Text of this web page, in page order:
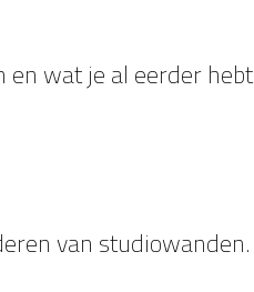
en wat je al eerder hebt
van studiowanden.